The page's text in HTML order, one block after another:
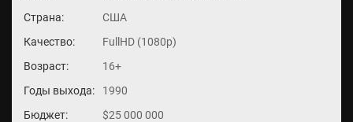
Страна:
США
Качество:
FullHD (1080p)
Возраст:
16+
Годы выхода:
1990
Бюджет:
$25 000 000